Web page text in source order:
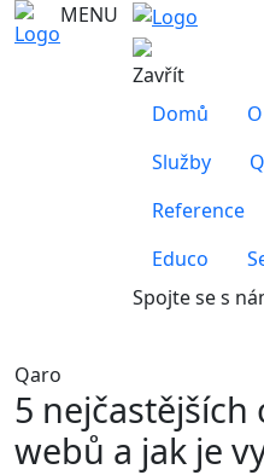
MENU
Zavřít
Domů
Služby
Reference
Educo
Spojte se s
Qaro
5 nejčastějších
webů a jak je